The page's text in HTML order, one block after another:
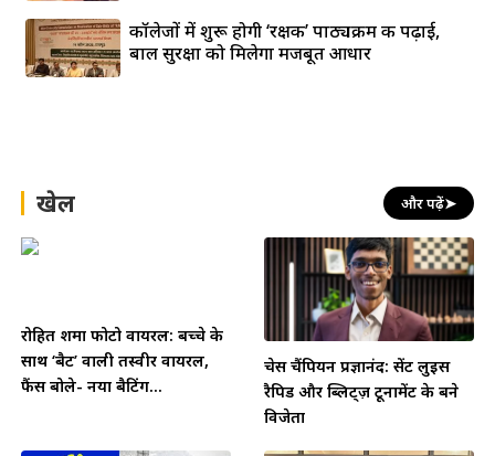
कॉलेजों में शुरू होगी ‘रक्षक’ पाठ्यक्रम की पढ़ाई,
बाल सुरक्षा को मिलेगा मजबूत आधार
खेल और पढ़ें➤
रोहित शर्मा फोटो वायरल: बच्चे के
साथ ‘बैट’ वाली तस्वीर वायरल,
फैंस बोले- नया बैटिंग...
चेस चैंपियन प्रज्ञानंद: सेंट लुइस
रैपिड और ब्लिट्ज़ टूर्नामेंट के बने
विजेता